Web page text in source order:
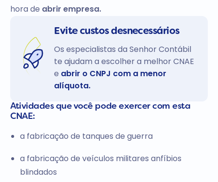
hora de abrir empresa.
Evite custos desnecessários
Os especialistas da Senhor Contábil
te ajudam a escolher a melhor CNAE
e abrir o CNPJ com a menor
alíquota.
Atividades que você pode exercer com esta
CNAE:
a fabricação de tanques de guerra
a fabricação de veículos militares anfíbios
blindados